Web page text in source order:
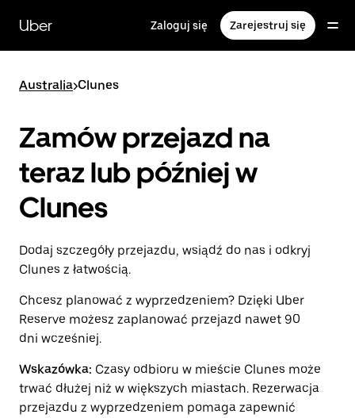
głównej
zawartości
Uber Zaloguj się Zarejestruj się
Australia>Clunes
Zamów przejazd na
teraz lub później w
Clunes
Dodaj szczegóły przejazdu, wsiądź do nas i odkryj
Clunes z łatwością.
Chcesz planować z wyprzedzeniem? Dzięki Uber
Reserve możesz zaplanować przejazd nawet 90
dni wcześniej.
Wskazówka: Czasy odbioru w mieście Clunes może
trwać dłużej niż w większych miastach. Rezerwacja
przejazdu z wyprzedzeniem pomaga zapewnić